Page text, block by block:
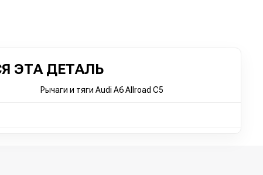
ЭТА ДЕТАЛЬ
Рычаги и тяги Audi A6 Allroad C5